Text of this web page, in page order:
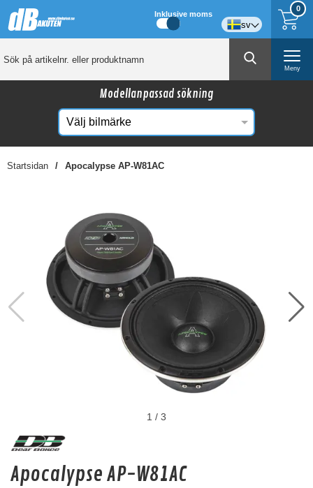
0
Inklusive moms
sv
Meny
Modellanpassad sökning
Startsidan Apocalypse AP-W81AC
Kanske någon av dessa produkter kan intressera
dig?
ACR HA69 35mm Ringkabelsko 1par
35mm Ringkabelsko 1par
1 / 3
Apocalypse AP-W81AC